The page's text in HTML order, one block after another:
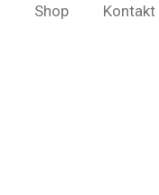
Shop Kontakt